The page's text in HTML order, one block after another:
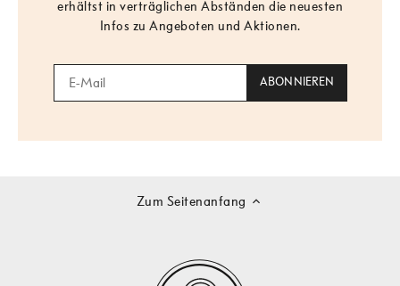
erhältst in verträglichen Abständen die neuesten
Infos zu Angeboten und Aktionen.
Zum Seitenanfang